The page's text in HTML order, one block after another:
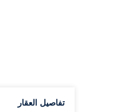
تفاصيل العقار